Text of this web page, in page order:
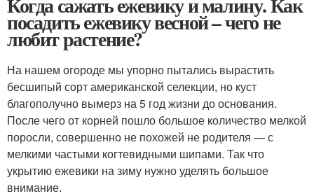
посадить ежевику весной – чего не
любит растение?
​На нашем огороде мы упорно пытались вырастить
бесшипый сорт американской селекции, но куст
благополучно вымерз на 5 год жизни до основания.
После чего от корней пошло большое количество мелкой
поросли, совершенно не похожей не родителя — с
мелкими частыми когтевидными шипами. Так что
укрытию ежевики на зиму нужно уделять большое
внимание.​